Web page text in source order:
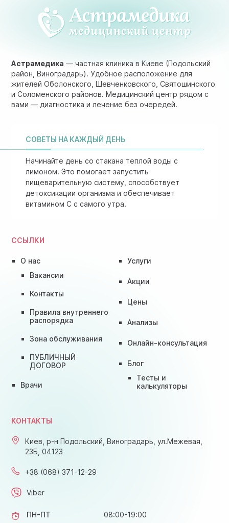
ССЫЛКИ
О нас
Вакансии
Контакты
Правила внутреннего
распорядка
Зона обслуживания
ПУБЛИЧНЫЙ
ДОГОВОР
Врачи
Услуги
Акции
Цены
Анализы
Онлайн-консультация
Блог
Тесты и
калькуляторы
Астрамедика — частная клиника в Киеве (Подольский
район, Виноградарь). Удобное расположение для
жителей Оболонского, Шевченковского, Святошинского
и Соломенского районов. Медицинский центр рядом с
вами — диагностика и лечение без очередей.
СОВЕТЫ НА КАЖДЫЙ ДЕНЬ
Начинайте день со стакана теплой воды с
лимоном. Это помогает запустить
пищеварительную систему, способствует
детоксикации организма и обеспечивает
витамином C с самого утра.
КОНТАКТЫ
Киев, р-н Подольский, Виноградарь, ул.Межевая,
23Б, 04123
+38 (068) 371-12-29
Viber
ПН-ПТ
08:00-19:00